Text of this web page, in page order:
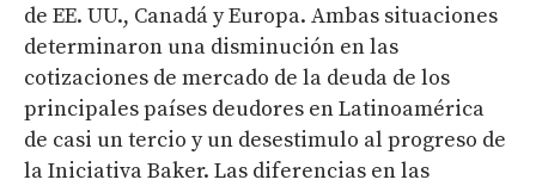
de EE. UU., Canadá y Europa. Ambas situaciones
determinaron una disminución en las
cotizaciones de mercado de la deuda de los
principales países deudores en Latinoamérica
de casi un tercio y un desestimulo al progreso de
la Iniciativa Baker. Las diferencias en las